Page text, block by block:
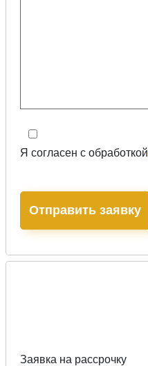
Я согласен с обработкой
Заявка на рассрочку